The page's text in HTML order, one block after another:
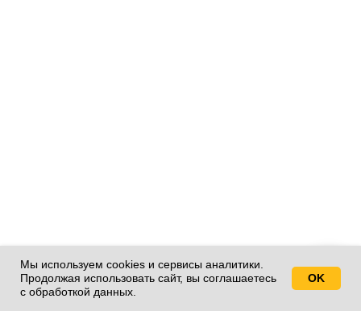
Свяжитесь с нами!
Мы используем cookies и сервисы аналитики.
Продолжая использовать сайт, вы соглашаетесь
с обработкой данных.
OK